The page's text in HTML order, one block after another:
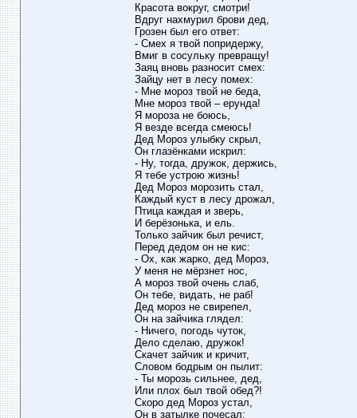
Красота вокруг, смотри!
Вдруг нахмурил брови дед,
Грозен был его ответ:
- Смех я твой попридержу,
Вмиг в сосульку превращу!
Заяц вновь разносит смех:
Зайцу нет в лесу помех:
- Мне мороз твой не беда,
Мне мороз твой – ерунда!
Я мороза не боюсь,
Я везде всегда смеюсь!
Дед Мороз улыбку скрыл,
Он глазёнками искрил:
- Ну, тогда, дружок, держись,
Я тебе устрою жизнь!
Дед Мороз морозить стал,
Каждый куст в лесу дрожал,
Птица каждая и зверь,
И берёзонька, и ель.
Только зайчик был речист,
Перед дедом он не кис:
- Ох, как жарко, дед Мороз,
У меня не мёрзнет нос,
А мороз твой очень слаб,
Он тебе, видать, не раб!
Дед мороз не свирепел,
Он на зайчика глядел:
- Ничего, погодь чуток,
Дело сделаю, дружок!
Скачет зайчик и кричит,
Словом бодрым он пылит:
- Ты морозь сильнее, дед,
Или плох был твой обед?!
Скоро дед Мороз устал,
Он в затылке почесал: